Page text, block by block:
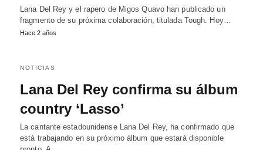
Lana Del Rey y el rapero de Migos Quavo han publicado un
fragmento de su próxima colaboración, titulada Tough. Hoy…
Hace 2 años
NOTICIAS
Lana Del Rey confirma su álbum
country ‘Lasso’
La cantante estadounidense Lana Del Rey, ha confirmado que
está trabajando en su próximo álbum que estará disponible